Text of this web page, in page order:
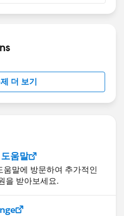
더 보기
움말
움말에 방문하여 추가적인
을 받아보세요.